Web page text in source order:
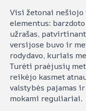
Visi žetonai
elementus:
užrašas,
versijose buvo ir
rodydavo, kuriais
Turėti praėjusių
reikėjo kasmet
valstybės pajamas
mokami reguliariai.